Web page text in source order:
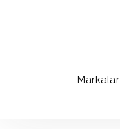
Markalar